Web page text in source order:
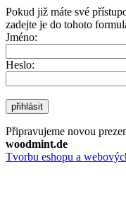
Pokud již máte své
zadejte je do tohoto
Jméno:
Heslo:
přihlásit
Připravujeme novou
woodmint.de
Tvorbu eshopu a